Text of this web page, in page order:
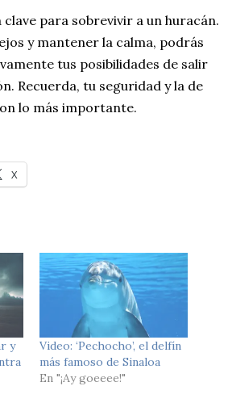
para sobrevivir a un huracán.
y mantener la calma, podrás
tus posibilidades de salir
Recuerda, tu seguridad y la de
lo más importante.
X
y
Video: ‘Pechocho’, el delfín
más famoso de Sinaloa
En "¡Ay goeeee!"